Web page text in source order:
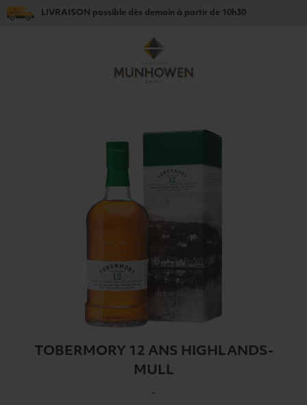
LIVRAISON possible dès demain à partir de 10h30
TOBERMORY 12 ANS HIGHLANDS-
MULL
-